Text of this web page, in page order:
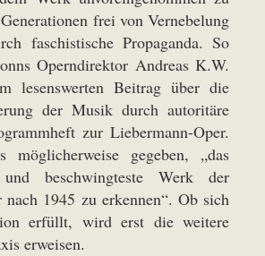
frei von Vernebelung
faschistische Propaganda. So
Operndirektor Andreas K.W.
lesenswerten Beitrag über die
der Musik durch autoritäre
zur Liebermann-Oper.
gegeben, „das
und beschwingteste Werk der
nach 1945 zu erkennen“. Ob sich
erfüllt, wird erst die weitere
erweisen.